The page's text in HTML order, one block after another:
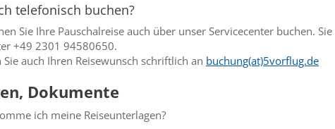
telefonisch buchen?
Sie Ihre Pauschalreise auch über unser Servicecenter buchen.
+49 2301 94580650.
Sie auch Ihren Reisewunsch schriftlich an buchung(at)5vorflug.de
Dokumente
ich meine Reiseunterlagen?